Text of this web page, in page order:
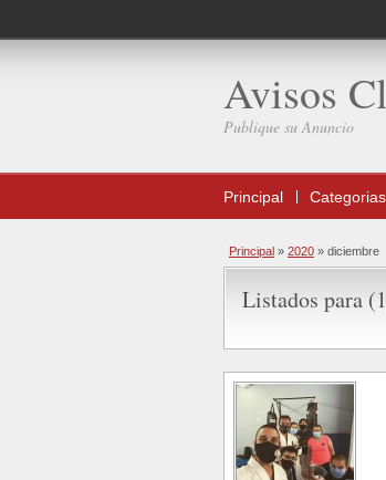
Avisos
Publique su Anuncio
Principal Categorias
Principal » 2020 » diciembre
Listados para